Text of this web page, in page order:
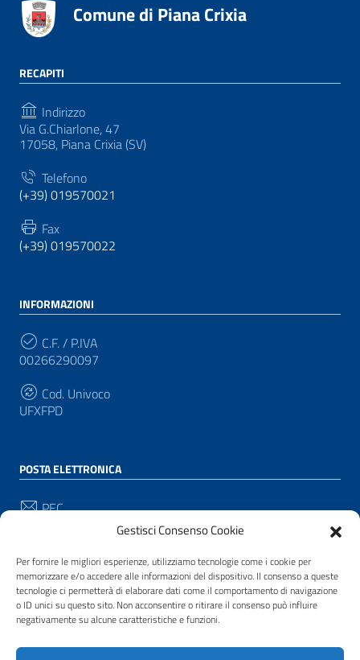
Gestisci Consenso Cookie
Per fornire le migliori esperienze, utilizziamo tecnologie come i cookie per
memorizzare e/o accedere alle informazioni del dispositivo. Il consenso a queste
tecnologie ci permetterà di elaborare dati come il comportamento di navigazione
o ID unici su questo sito. Non acconsentire o ritirare il consenso può influire
negativamente su alcune caratteristiche e funzioni.
Comune di Piana Crixia
RECAPITI
Indirizzo
Via G.Chiarlone, 47
17058, Piana Crixia (SV)
Telefono
(+39) 019570021
Fax
(+39) 019570022
INFORMAZIONI
C.F. / P.IVA
00266290097
Cod. Univoco
UFXFPD
POSTA ELETTRONICA
PEC
protocollo@pec.comune.pianacrixia.sv.it
Email
protocollo@comune.pianacrixia.sv.it